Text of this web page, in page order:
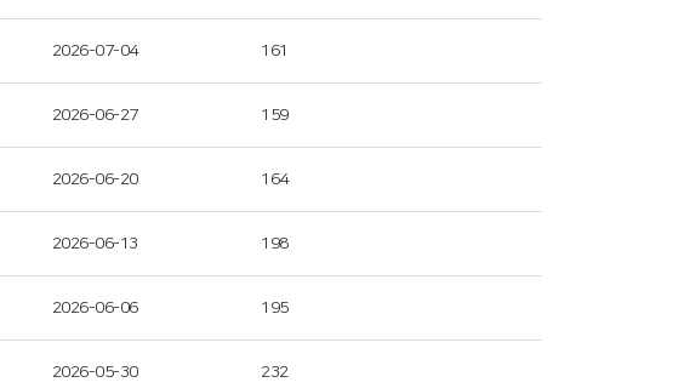
2026-07-04 161
2026-06-27 159
2026-06-20 164
2026-06-13 198
2026-06-06 195
2026-05-30 232